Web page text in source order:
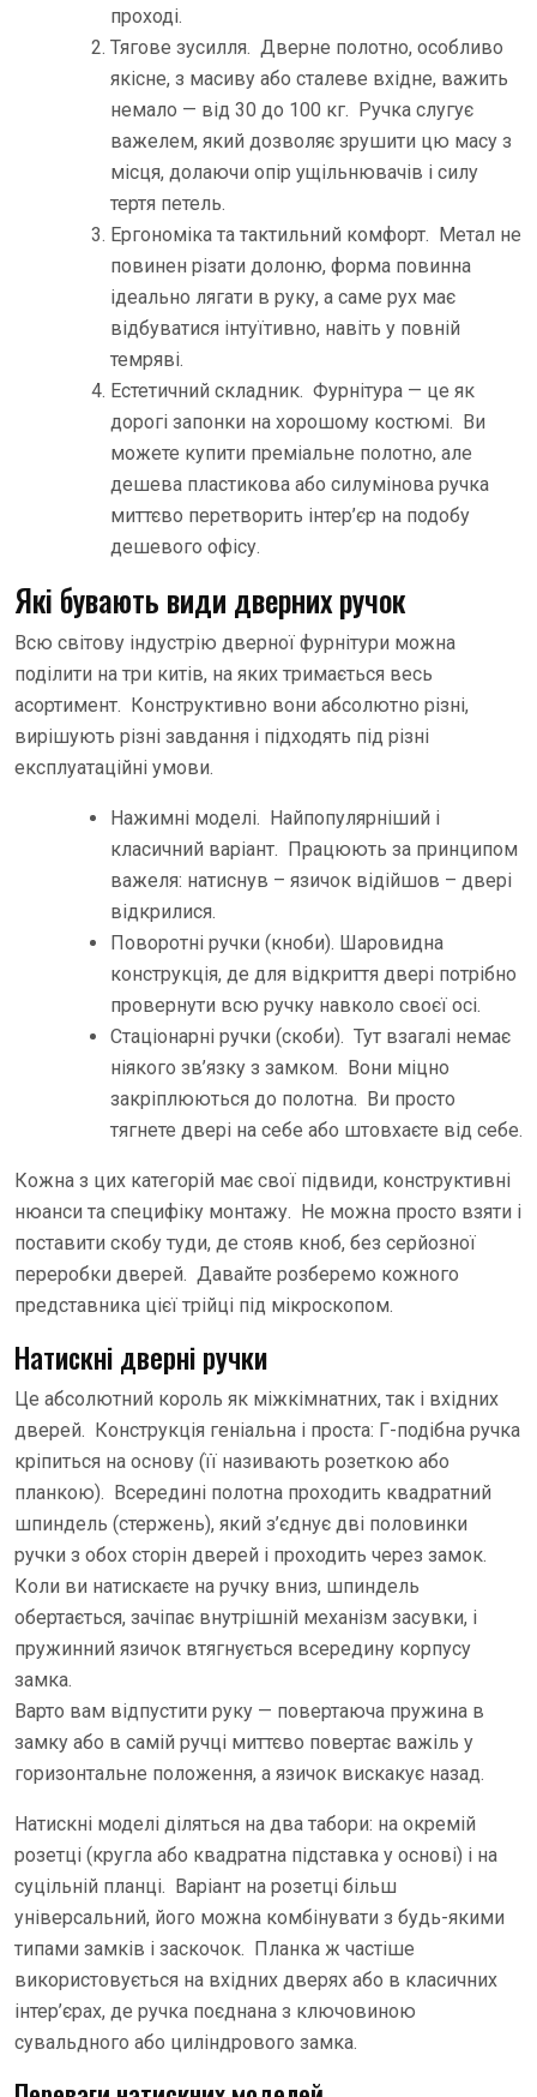
проході.
Тягове зусилля. Дверне полотно, особливо
якісне, з масиву або сталеве вхідне, важить
немало — від 30 до 100 кг. Ручка слугує
важелем, який дозволяє зрушити цю масу з
місця, долаючи опір ущільнювачів і силу
тертя петель.
Ергономіка та тактильний комфорт. Метал не
повинен різати долоню, форма повинна
ідеально лягати в руку, а саме рух має
відбуватися інтуїтивно, навіть у повній
темряві.
Естетичний складник. Фурнітура — це як
дорогі запонки на хорошому костюмі. Ви
можете купити преміальне полотно, але
дешева пластикова або силумінова ручка
миттєво перетворить інтер’єр на подобу
дешевого офісу.
Які бувають види дверних ручок
Всю світову індустрію дверної фурнітури можна
поділити на три китів, на яких тримається весь
асортимент. Конструктивно вони абсолютно різні,
вирішують різні завдання і підходять під різні
експлуатаційні умови.
Нажимні моделі. Найпопулярніший і
класичний варіант. Працюють за принципом
важеля: натиснув – язичок відійшов – двері
відкрилися.
Поворотні ручки (кноби). Шаровидна
конструкція, де для відкриття двері потрібно
провернути всю ручку навколо своєї осі.
Стаціонарні ручки (скоби). Тут взагалі немає
ніякого зв’язку з замком. Вони міцно
закріплюються до полотна. Ви просто
тягнете двері на себе або штовхаєте від себе.
Кожна з цих категорій має свої підвиди, конструктивні
нюанси та специфіку монтажу. Не можна просто взяти і
поставити скобу туди, де стояв кноб, без серйозної
переробки дверей. Давайте розберемо кожного
представника цієї трійці під мікроскопом.
Натискні дверні ручки
Це абсолютний король як міжкімнатних, так і вхідних
дверей. Конструкція геніальна і проста: Г-подібна ручка
кріпиться на основу (її називають розеткою або
планкою). Всередині полотна проходить квадратний
шпиндель (стержень), який з’єднує дві половинки
ручки з обох сторін дверей і проходить через замок.
Коли ви натискаєте на ручку вниз, шпиндель
обертається, зачіпає внутрішній механізм засувки, і
пружинний язичок втягнується всередину корпусу
замка.
Варто вам відпустити руку — повертаюча пружина в
замку або в самій ручці миттєво повертає важіль у
горизонтальне положення, а язичок вискакує назад.
Натискні моделі діляться на два табори: на окремій
розетці (кругла або квадратна підставка у основі) і на
суцільній планці. Варіант на розетці більш
універсальний, його можна комбінувати з будь-якими
типами замків і заскочок. Планка ж частіше
використовується на вхідних дверях або в класичних
інтер’єрах, де ручка поєднана з ключовиною
сувальдного або циліндрового замка.